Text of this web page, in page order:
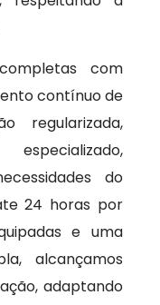
com
contínuo de
regularizada,
do
24 horas por
e uma
alcançamos
adaptando